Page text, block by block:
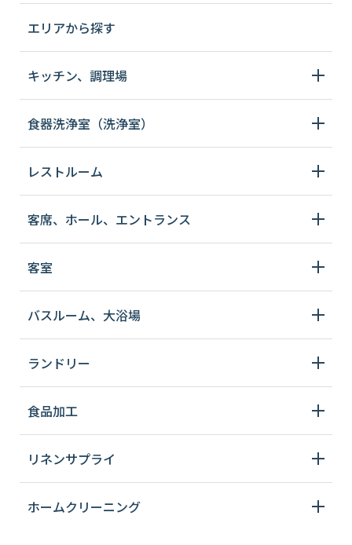
エリアから探す
キッチン、調理場
食器洗浄室（洗浄室）
レストルーム
客席、ホール、エントランス
客室
バスルーム、大浴場
ランドリー
食品加工
リネンサプライ
ホームクリーニング